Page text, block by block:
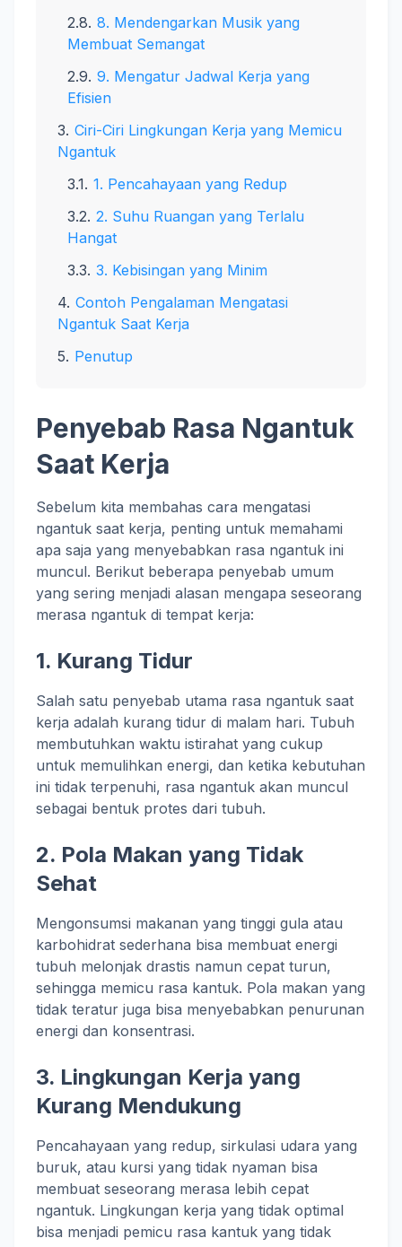
8. Mendengarkan Musik yang
Membuat Semangat
9. Mengatur Jadwal Kerja yang
Efisien
Ciri-Ciri Lingkungan Kerja yang Memicu
Ngantuk
1. Pencahayaan yang Redup
2. Suhu Ruangan yang Terlalu
Hangat
3. Kebisingan yang Minim
Contoh Pengalaman Mengatasi
Ngantuk Saat Kerja
Penutup
Penyebab Rasa Ngantuk
Saat Kerja
Sebelum kita membahas cara mengatasi
ngantuk saat kerja, penting untuk memahami
apa saja yang menyebabkan rasa ngantuk ini
muncul. Berikut beberapa penyebab umum
yang sering menjadi alasan mengapa seseorang
merasa ngantuk di tempat kerja:
1. Kurang Tidur
Salah satu penyebab utama rasa ngantuk saat
kerja adalah kurang tidur di malam hari. Tubuh
membutuhkan waktu istirahat yang cukup
untuk memulihkan energi, dan ketika kebutuhan
ini tidak terpenuhi, rasa ngantuk akan muncul
sebagai bentuk protes dari tubuh.
2. Pola Makan yang Tidak
Sehat
Mengonsumsi makanan yang tinggi gula atau
karbohidrat sederhana bisa membuat energi
tubuh melonjak drastis namun cepat turun,
sehingga memicu rasa kantuk. Pola makan yang
tidak teratur juga bisa menyebabkan penurunan
energi dan konsentrasi.
3. Lingkungan Kerja yang
Kurang Mendukung
Pencahayaan yang redup, sirkulasi udara yang
buruk, atau kursi yang tidak nyaman bisa
membuat seseorang merasa lebih cepat
ngantuk. Lingkungan kerja yang tidak optimal
bisa menjadi pemicu rasa kantuk yang tidak